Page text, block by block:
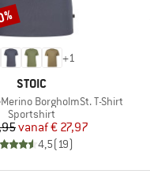
+1
MERK
STOIC
BorgholmSt. T-Shirt
Productgroep
Sportshirt
Prijs
Verlaagde prijs
vanaf€ 27,97
4,5(19)